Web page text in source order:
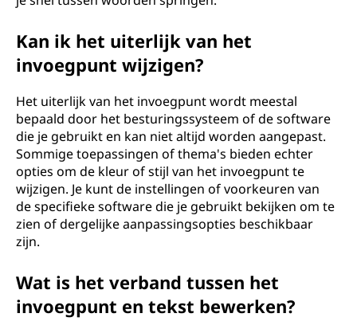
Kan ik het uiterlijk van het
invoegpunt wijzigen?
Het uiterlijk van het invoegpunt wordt meestal
bepaald door het besturingssysteem of de software
die je gebruikt en kan niet altijd worden aangepast.
Sommige toepassingen of thema's bieden echter
opties om de kleur of stijl van het invoegpunt te
wijzigen. Je kunt de instellingen of voorkeuren van
de specifieke software die je gebruikt bekijken om te
zien of dergelijke aanpassingsopties beschikbaar
zijn.
Wat is het verband tussen het
invoegpunt en tekst bewerken?